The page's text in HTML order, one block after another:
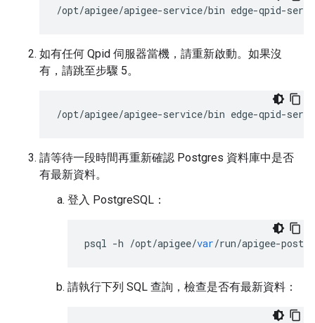
/opt/apigee/apigee-service/bin edge-qpid-
如有任何 Qpid 伺服器當機，請重新啟動。如果沒
有，請跳至步驟 5。
/opt/apigee/apigee-service/bin edge-qpid-
請等待一段時間再重新確認 Postgres 資料庫中是否
有最新資料。
登入 PostgreSQL：
psql -h /opt/apigee/var/run/apigee-
請執行下列 SQL 查詢，檢查是否有最新資料：